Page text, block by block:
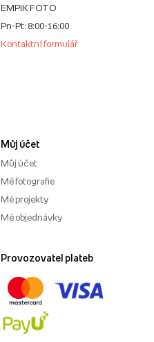
EMPIK FOTO
Pn-Pt: 8:00-16:00
Kontaktní formulář
Můj účet
Můj účet
Mé fotografie
Mé projekty
Mé objednávky
Provozovatel plateb